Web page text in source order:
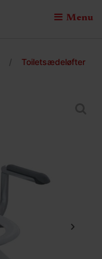
Menu
/
Toiletsædeløfter